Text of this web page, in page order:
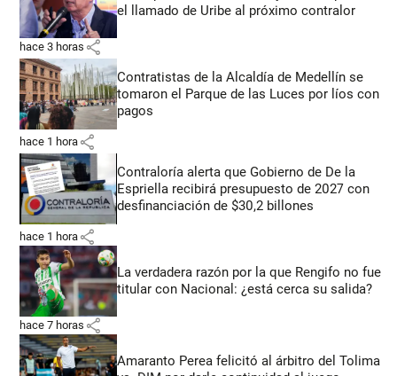
el llamado de Uribe al próximo contralor
hace 3 horas share
Contratistas de la Alcaldía de Medellín se
tomaron el Parque de las Luces por líos con
pagos
hace 1 hora share
Contraloría alerta que Gobierno de De la
Espriella recibirá presupuesto de 2027 con
desfinanciación de $30,2 billones
hace 1 hora share
La verdadera razón por la que Rengifo no fue
titular con Nacional: ¿está cerca su salida?
hace 7 horas share
Amaranto Perea felicitó al árbitro del Tolima